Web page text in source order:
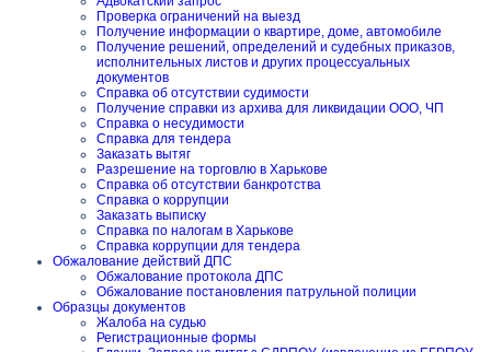
Проверка ограничений на выезд
Получение информации о квартире, доме, автомобиле
Получение решений, определений и судебных приказов,
исполнительных листов и других процессуальных
документов
Справка об отсутствии судимости
Получение справки из архива для ликвидации ООО, ЧП
Справка о несудимости
Справка для тендера
Заказать вытяг
Разрешение на торговлю в Харькове
Справка об отсутствии банкротства
Справка о коррупции
Заказать выписку
Справка по налогам в Харькове
Справка коррупции для тендера
Обжалование действий ДПС
Обжалование протокола ДПС
Обжалование постановления патрульной полиции
Образцы документов
Жалоба на судью
Регистрационные формы